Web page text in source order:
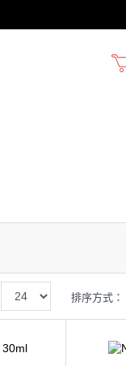
排序方式：